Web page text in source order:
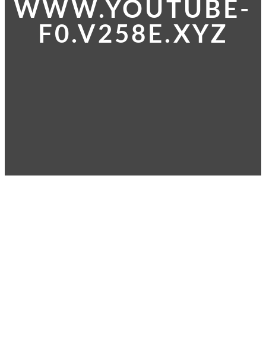
WWW.YOUTUBE-
F0.V258E.XYZ